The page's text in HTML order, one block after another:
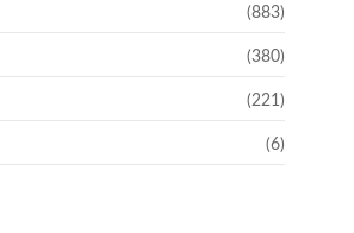
(883)
(380)
(221)
(6)